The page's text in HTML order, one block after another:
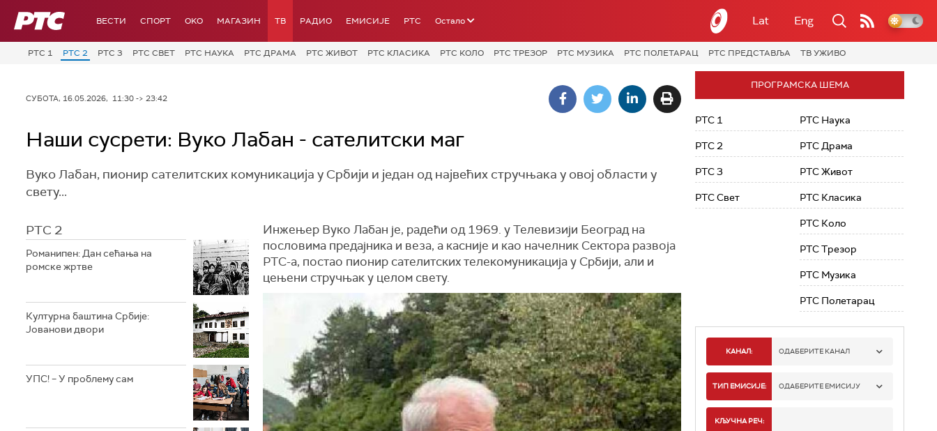
РТС ВЕСТИ СПОРТ OKO МАГАЗИН ТВ РАДИО ЕМИСИЈЕ РТС Остало Lat Eng
РТС 1 РТС 2 РТС 3 РТС СВЕТ РТС НАУКА РТС ДРАМА РТС ЖИВОТ РТС КЛАСИКА РТС КОЛО РТС ТРЕЗОР РТС МУЗИКА РТС ПОЛЕТАРАЦ РТС ПРЕДСТАВЉА ТВ УЖИВО
СУБОТА, 16.05.2026, 11:30 -> 23:42
Наши сусрети: Вуко Лабан - сателитски маг
Вуко Лабан, пионир сателитских комуникација у Србији и један од највећих стручњака у овој области у
свету...
РТС 2
Романипен: Дан сећања на
ромске жртве
Културна баштина Србије:
Јованови двори
УПС! – У проблему сам
Инжењер Вуко Лабан је, радећи од 1969. у Телевизији Београд на
пословима предајника и веза, а касније и као начелник Сектора развоја
РТС-а, постао пионир сателитских телекомуникација у Србији, али и
цењени стручњак у целом свету.
ПРОГРАМСКА ШЕМА
РТС 1
РТС 2
РТС 3
РТС Свет
РТС Наука
РТС Драма
РТС Живот
РТС Класика
РТС Коло
РТС Трезор
РТС Музика
РТС Полетарац
КАНАЛ: ОДАБЕРИТЕ КАНАЛ
РТС 1
ТИП ЕМИСИЈЕ: ОДАБЕРИТЕ ЕМИСИЈУ
КЉУЧНА РЕЧ: